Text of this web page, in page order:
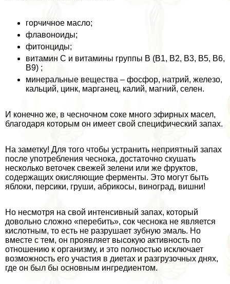
горчичное масло;
флавоноиды;
фитонциды;
витамин С и витамины группы В (В1, В2, В3, В5, В6,
В9) ;
минеральные вещества – фосфор, натрий, железо,
кальций, цинк, марганец, калий, магний, селен.
И конечно же, в чесночном соке много эфирных масел,
благодаря которым он имеет свой специфический запах.
На заметку! Для того чтобы устранить неприятный запах
после употрeбления чеснока, достаточно скушать
несколько веточек свежей зелени или же фруктов,
содержащих окисляющие ферменты. Это могут быть
яблоки, персики, груши, абрикосы, виноград, вишни!
Но несмотря на свой интенсивный запах, который
довольно сложно «перебить», сок чеснока не является
кислотным, то есть не разрушает зубную эмаль. Но
вместе с тем, он проявляет высокую активность по
отношению к организму, и это полностью исключает
возможность его участия в диетах и разгрузочных днях,
где он был бы основным ингредиентом.